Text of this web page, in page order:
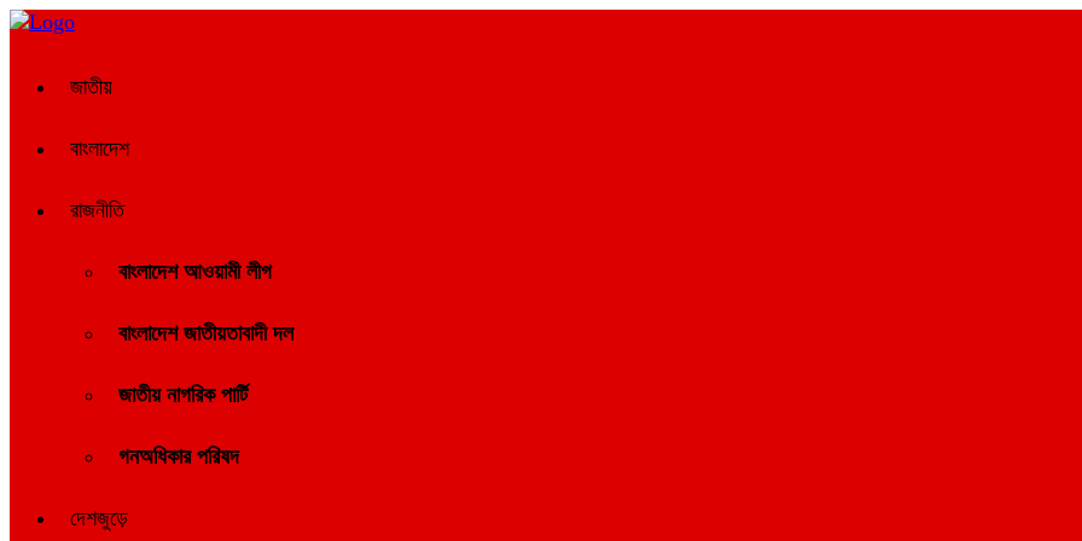
জাতীয়
বাংলাদেশ
রাজনীতি
বাংলাদেশ আওয়ামী লীগ
বাংলাদেশ জাতীয়তাবাদী দল
জাতীয় নাগরিক পার্টি
গনঅধিকার পরিষদ
দেশজুড়ে